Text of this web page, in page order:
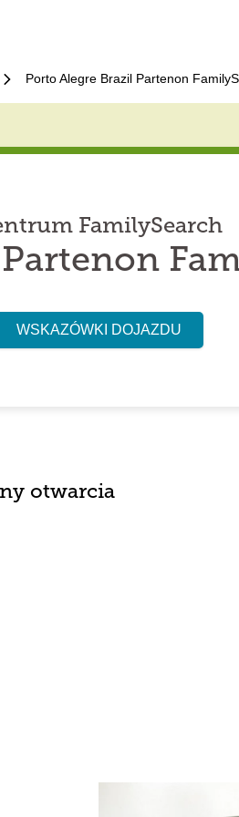
Porto Alegre Brazil Partenon
FamilySearch
WSKAZÓWKI DOJAZDU
otwarcia